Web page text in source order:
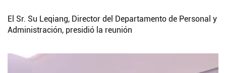
El Sr. Su Leqiang, Director del Departamento de Personal y
Administración, presidió la reunión